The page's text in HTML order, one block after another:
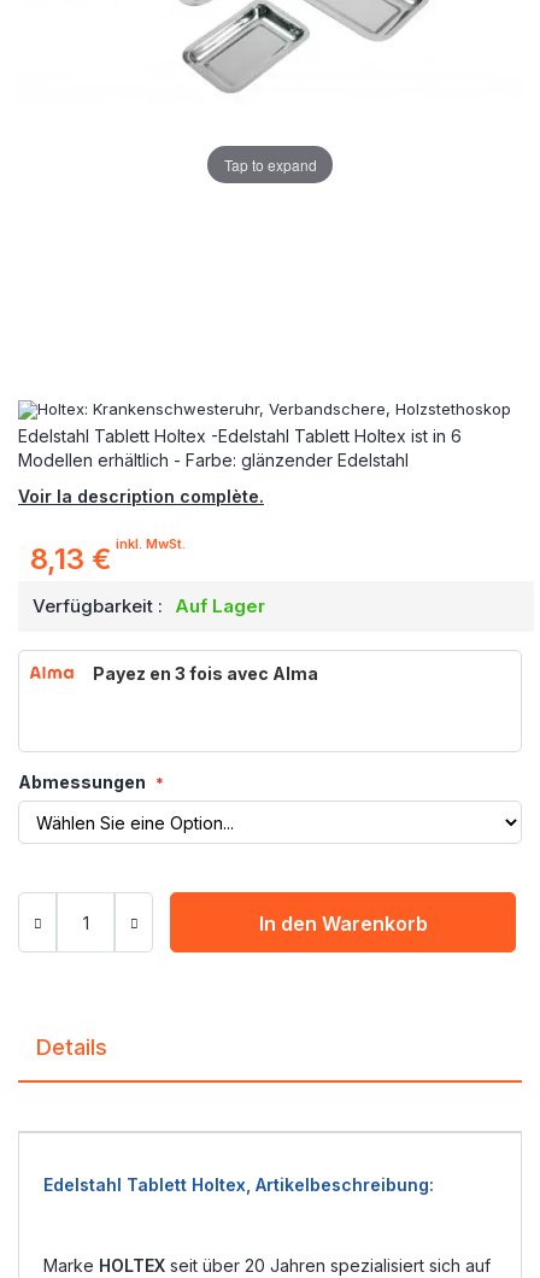
Edelstahl Tablett Holtex -Edelstahl Tablett Holtex ist in 6
Modellen erhältlich - Farbe: glänzender Edelstahl
Voir la description complète.
8,13 € inkl. MwSt.
Verfügbarkeit : Auf Lager
Payez en 3 fois avec Alma
Abmessungen
In den Warenkorb
Tap to expand
Details
Edelstahl Tablett Holtex, Artikelbeschreibung:
Marke HOLTEX seit über 20 Jahren spezialisiert sich auf